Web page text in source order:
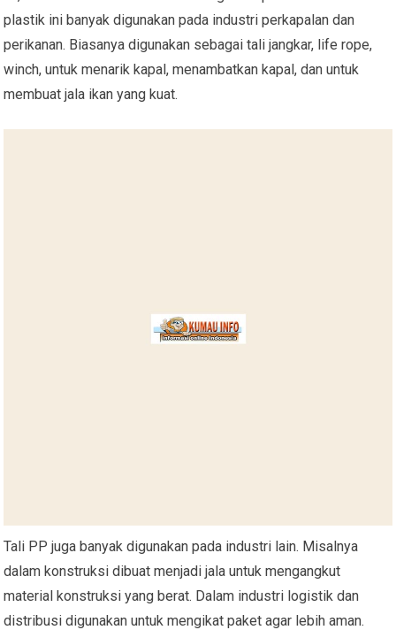
plastik ini banyak digunakan pada industri perkapalan dan
perikanan. Biasanya digunakan sebagai tali jangkar, life rope,
winch, untuk menarik kapal, menambatkan kapal, dan untuk
membuat jala ikan yang kuat.
Tali PP juga banyak digunakan pada industri lain. Misalnya
dalam konstruksi dibuat menjadi jala untuk mengangkut
material konstruksi yang berat. Dalam industri logistik dan
distribusi digunakan untuk mengikat paket agar lebih aman.